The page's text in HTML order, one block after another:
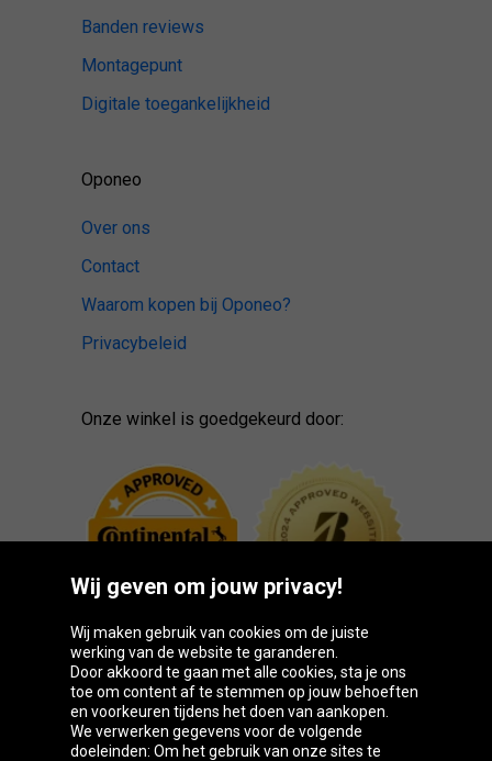
Banden reviews
Montagepunt
Digitale toegankelijkheid
Oponeo
Over ons
Contact
Waarom kopen bij Oponeo?
Privacybeleid
Onze winkel is goedgekeurd door:
Oponeo-groep
Wij geven om jouw privacy!
Wij maken gebruik van cookies om de juiste
werking van de website te garanderen.
Door akkoord te gaan met alle cookies, sta je ons
toe om content af te stemmen op jouw behoeften
en voorkeuren tijdens het doen van aankopen.
We verwerken gegevens voor de volgende
doeleinden: Om het gebruik van onze sites te